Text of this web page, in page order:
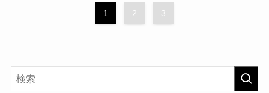
1 2 3